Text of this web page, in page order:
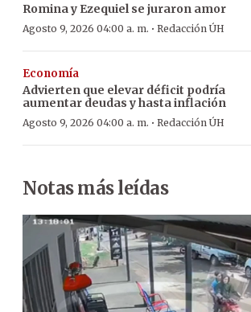
Romina y Ezequiel se juraron amor
Agosto 9, 2026 04:00 a. m. · Redacción ÚH
Economía
Advierten que elevar déficit podría
aumentar deudas y hasta inflación
Agosto 9, 2026 04:00 a. m. · Redacción ÚH
Notas más leídas